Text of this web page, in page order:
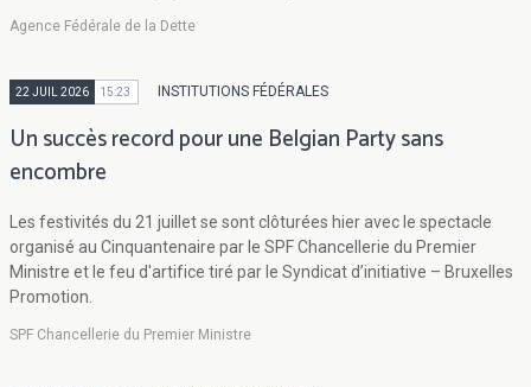
Agence Fédérale de la Dette
22 JUIL 2026 15:23 INSTITUTIONS FÉDÉRALES
Un succès record pour une Belgian Party sans
encombre
Les festivités du 21 juillet se sont clôturées hier avec le spectacle
organisé au Cinquantenaire par le SPF Chancellerie du Premier
Ministre et le feu d'artifice tiré par le Syndicat d’initiative – Bruxelles
Promotion.
SPF Chancellerie du Premier Ministre